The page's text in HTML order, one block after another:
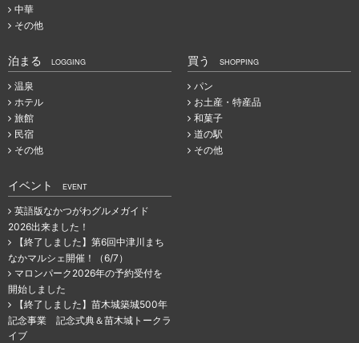
中華
その他
泊まる LOGGING
温泉
ホテル
旅館
民宿
その他
買う SHOPPING
パン
お土産・特産品
和菓子
道の駅
その他
イベント EVENT
英語版なかつがわグルメガイド
2026出来ました！
【終了しました】第6回中津川まち
なかマルシェ開催！（6/7）
マロンパーク2026年の予約受付を
開始しました
【終了しました】苗木城築城500年
記念事業 記念式典＆苗木城トークラ
イブ